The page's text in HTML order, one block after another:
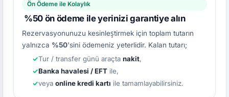
Ön Ödeme ile Kolaylık
%50 ön ödeme ile yerinizi garantiye alın
Rezervasyonunuzu kesinleştirmek için toplam tutarın
yalnızca %50'sini ödemeniz yeterlidir. Kalan tutarı;
Tur / transfer günü araçta nakit,
Banka havalesi / EFT ile,
veya online kredi kartı ile tamamlayabilirsiniz.